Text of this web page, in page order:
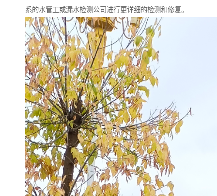
系的水管工或漏水检测公司进行更详细的检测和修复。